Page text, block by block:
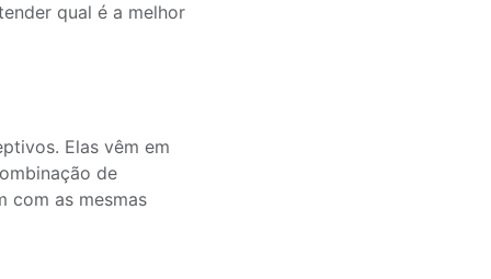
qual é a melhor
Elas vêm em
de
com as mesmas